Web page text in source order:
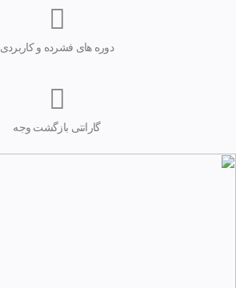
دوره های فشرده و کاربردی
گارانتی بازگشت وجه